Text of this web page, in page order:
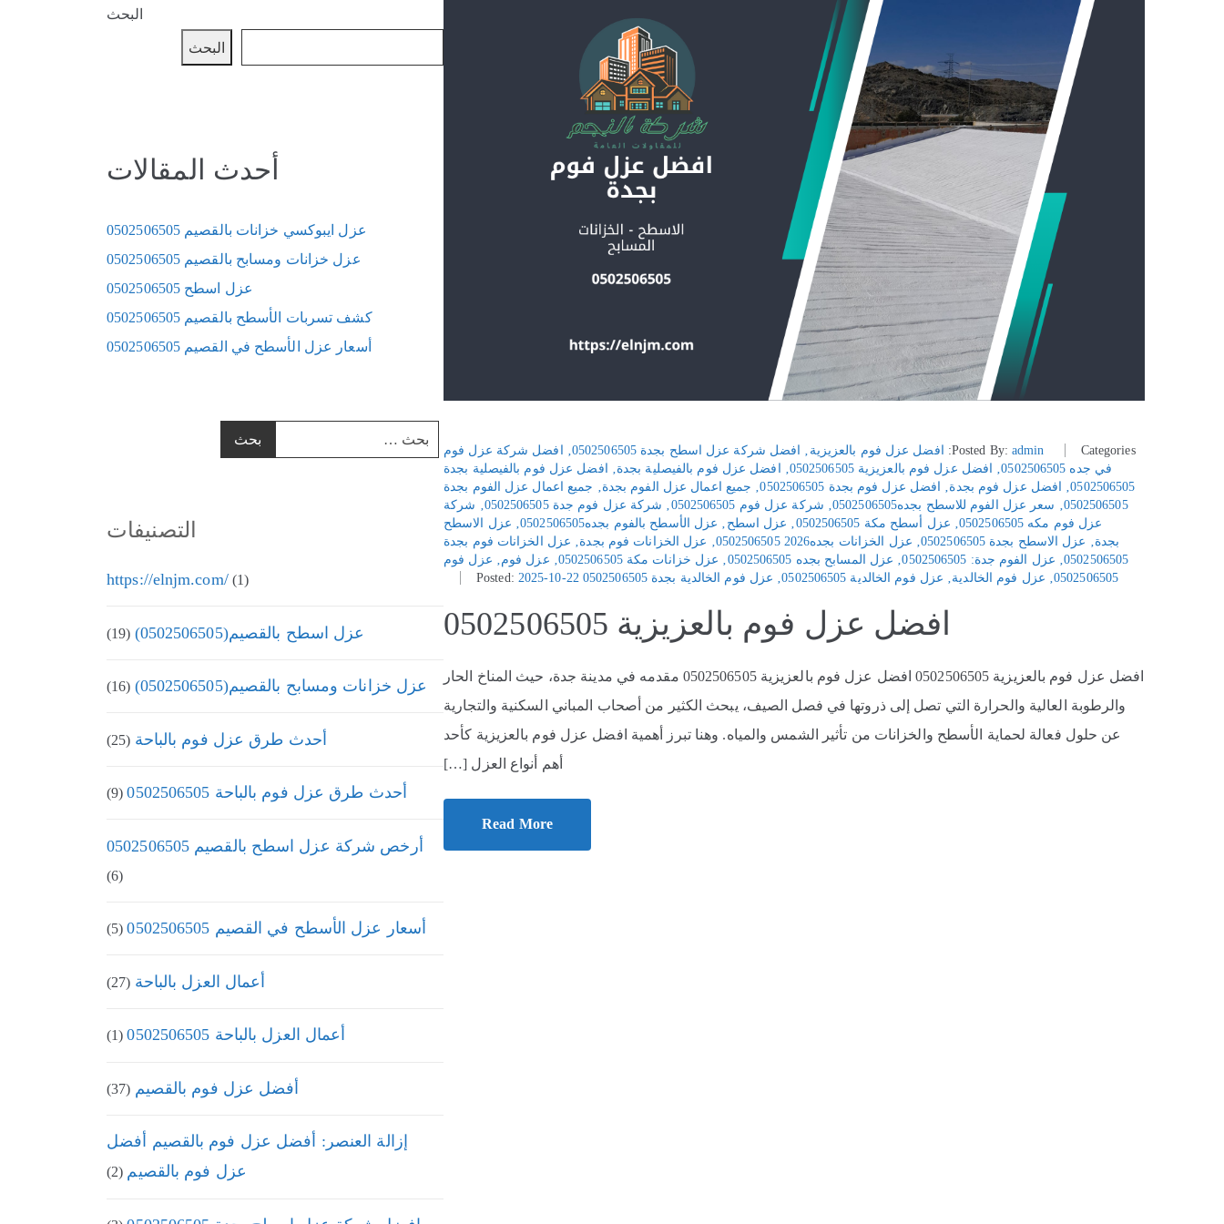
Posted By:admin Categories: افضل عزل فوم بالعزيزية ‚ افضل شركة عزل اسطح بجدة 0502506505 ‚
افضل شركة عزل فوم
في جده 0502506505
‚ افضل عزل فوم بالعزيزية 0502506505 ‚ افضل عزل فوم بالفيصلية بجدة‚
افضل عزل فوم بالفيصلية بجدة
0502506505
‚ افضل عزل فوم بجدة‚ افضل عزل فوم بجدة 0502506505 ‚ جميع اعمال عزل الفوم بجدة‚ جميع اعمال عزل الفوم بجدة
0502506505
‚ سعر عزل الفوم للاسطح بجده0502506505 ‚ شركة عزل فوم 0502506505 ‚ شركة عزل فوم جدة 0502506505 ‚ شركة
عزل فوم مكه 0502506505
‚ عزل أسطح مكة 0502506505 ‚ عزل اسطح ‚ عزل الأسطح بالفوم بجده0502506505 ‚ عزل الاسطح
بجدة‚ عزل الاسطح بجدة 0502506505 ‚ عزل الخزانات بجده2026 0502506505 ‚ عزل الخزانات فوم بجدة‚ عزل الخزانات فوم بجدة
0502506505
‚ عزل الفوم جدة: 0502506505 ‚ عزل المسابح بجده 0502506505 ‚ عزل خزانات مكة 0502506505 ‚ عزل فوم‚ عزل فوم
0502506505
‚ عزل فوم الخالدية‚ عزل فوم الخالدية 0502506505 ‚ عزل فوم الخالدية بجدة 0502506505 Posted: 2025-10-22
افضل عزل فوم بالعزيزية 0502506505
افضل عزل فوم بالعزيزية 0502506505 افضل عزل فوم بالعزيزية 0502506505 مقدمه في مدينة جدة، حيث المناخ الحار
والرطوبة العالية والحرارة التي تصل إلى ذروتها في فصل الصيف، يبحث الكثير من أصحاب المباني السكنية والتجارية
عن حلول فعالة لحماية الأسطح والخزانات من تأثير الشمس والمياه. وهنا تبرز أهمية افضل عزل فوم بالعزيزية كأحد
أهم أنواع العزل […]
Read More
البحث
البحث
أحدث المقالات
عزل ايبوكسي خزانات بالقصيم 0502506505
عزل خزانات ومسابح بالقصيم 0502506505
عزل اسطح 0502506505
كشف تسربات الأسطح بالقصيم 0502506505
أسعار عزل الأسطح في القصيم 0502506505
التصنيفات
https://elnjm.com/(1)
عزل اسطح بالقصيم(0502506505) (19)
عزل خزانات ومسابح بالقصيم(0502506505) (16)
أحدث طرق عزل فوم بالباحة (25)
أحدث طرق عزل فوم بالباحة 0502506505 (9)
أرخص شركة عزل اسطح بالقصيم 0502506505
(6)
أسعار عزل الأسطح في القصيم 0502506505 (5)
أعمال العزل بالباحة (27)
أعمال العزل بالباحة 0502506505 (1)
أفضل عزل فوم بالقصيم (37)
إزالة العنصر: أفضل عزل فوم بالقصيم أفضل
عزل فوم بالقصيم (2)